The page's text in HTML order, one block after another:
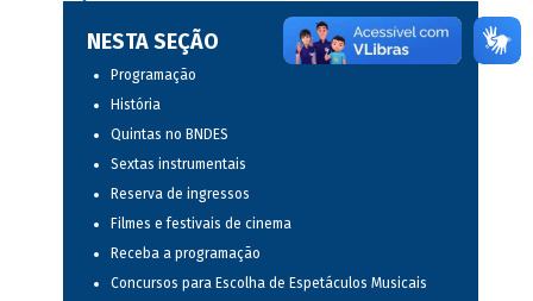
NESTA SEÇÃO
Programação
História
Quintas no BNDES
Sextas instrumentais
Reserva de ingressos
Filmes e festivais de cinema
Receba a programação
Concursos para Escolha de Espetáculos Musicais